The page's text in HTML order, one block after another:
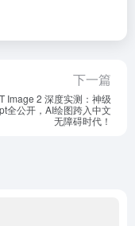
下一篇
Image 2 深度实测：神级
全公开，AI绘图跨入中文
无障碍时代！